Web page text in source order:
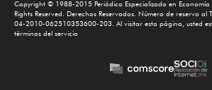
Copyright © 1988-2015 Periódico Especializado en Economía
Rights Reserved. Derechos Reservados. Número de reserva al
04-2010-062510353600-203. Al visitar esta página, usted
términos del servicio